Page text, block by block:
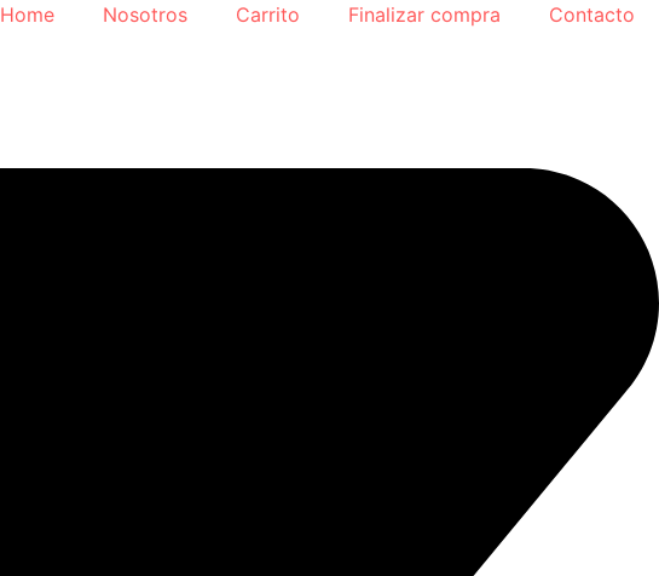
Home Nosotros Carrito Finalizar compra Contacto